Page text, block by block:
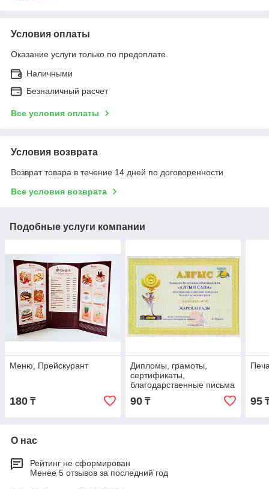
Условия оплаты
Оказание услуги только по предоплате.
Наличными
Безналичный расчет
Все условия оплаты
Условия возврата
Возврат товара в течение 14 дней по договоренности
Все условия возврата
Подобные услуги компании
Меню, Прейскурант
180 ₸
Дипломы, грамоты,
сертификаты,
благодарственные письма
90₸ 95
О нас
Рейтинг не сформирован
Менее 5 отзывов за последний год